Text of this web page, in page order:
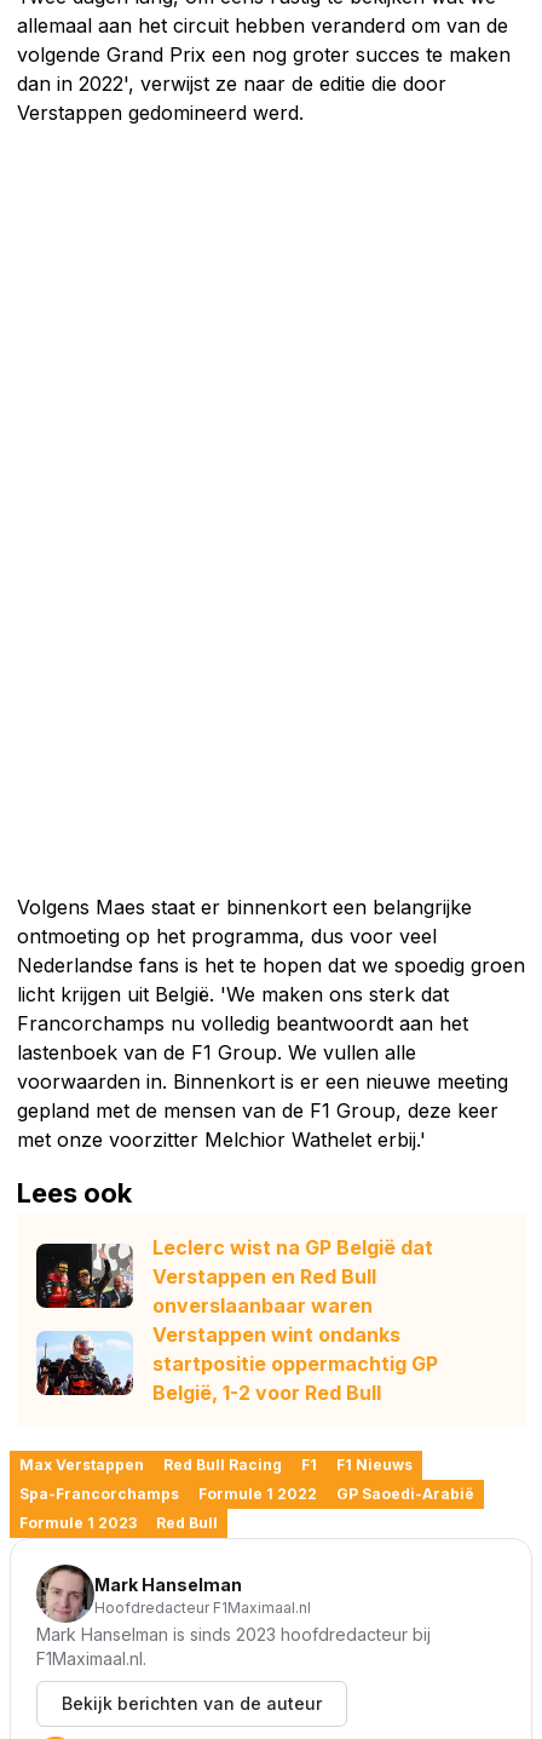
allemaal aan het circuit hebben veranderd om van de
volgende Grand Prix een nog groter succes te maken
dan in 2022', verwijst ze naar de editie die door
Verstappen gedomineerd werd.
Volgens Maes staat er binnenkort een belangrijke
ontmoeting op het programma, dus voor veel
Nederlandse fans is het te hopen dat we spoedig groen
licht krijgen uit België. 'We maken ons sterk dat
Francorchamps nu volledig beantwoordt aan het
lastenboek van de F1 Group. We vullen alle
voorwaarden in. Binnenkort is er een nieuwe meeting
gepland met de mensen van de F1 Group, deze keer
met onze voorzitter Melchior Wathelet erbij.'
Lees ook
Leclerc wist na GP België dat
Verstappen en Red Bull
onverslaanbaar waren
Verstappen wint ondanks
startpositie oppermachtig GP
België, 1-2 voor Red Bull
Max Verstappen Red Bull Racing F1
F1 Nieuws
Spa-Francorchamps
Formule 1 2022
GP Saoedi-Arabië
Formule 1 2023
Red Bull
Mark Hanselman
Hoofdredacteur F1Maximaal.nl
Mark Hanselman is sinds 2023 hoofdredacteur bij
F1Maximaal.nl.
Bekijk berichten van de auteur